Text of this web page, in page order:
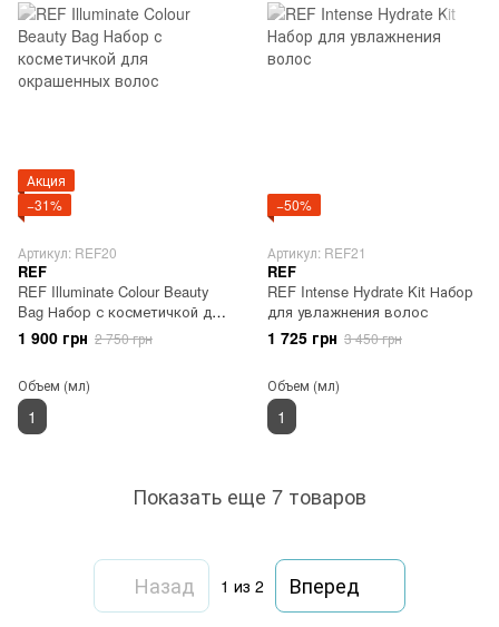
Акция
−31%
Артикул: REF20
REF
REF Illuminate Colour Beauty
Bag Набор с косметичкой для
окрашенных волос
1 900 грн 2 750 грн
Объем (мл)
1
−50%
Артикул: REF21
REF
REF Intense Hydrate Kit Набор
для увлажнения волос
1 725 грн 3 450 грн
Объем (мл)
1
Показать еще 7 товаров
Назад 1 из 2 Вперед